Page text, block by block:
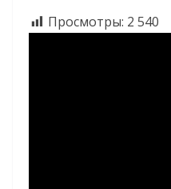
Просмотры: 2 540